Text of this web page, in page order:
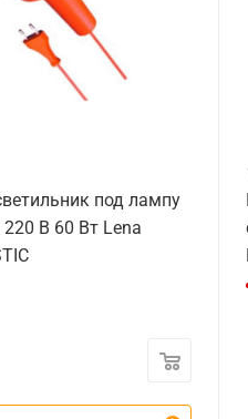
под лампу
В 60 Вт Lena